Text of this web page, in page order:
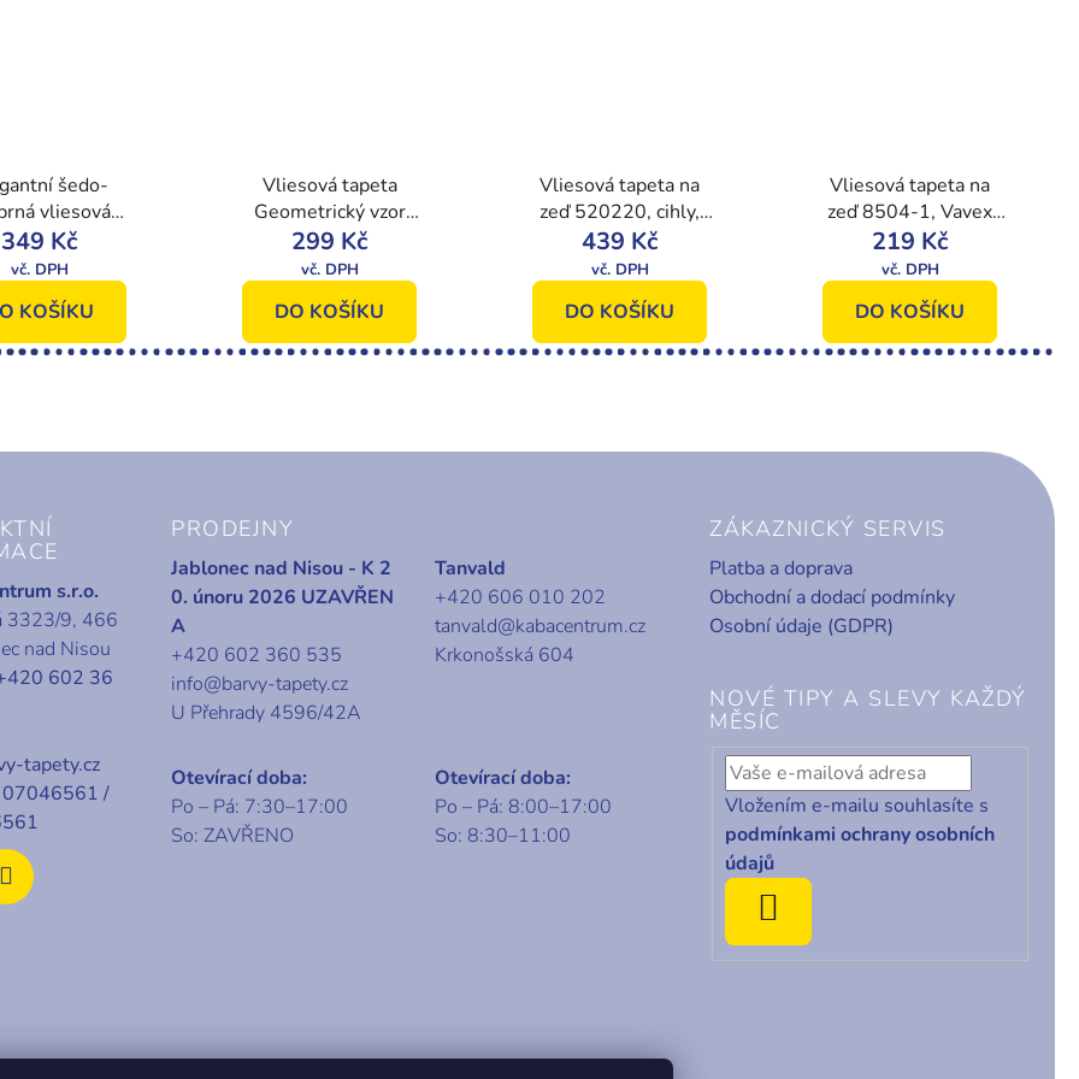
šedo-
vliesová
na zeď
Vavex
Vavex
349 Kč
KOŠÍKU
Vliesová tapeta
Geometrický vzor
A43207, Vavex 2022
299 Kč
DO KOŠÍKU
Vliesová tapeta na
zeď 520220, cihly,
Vavex 2020
439 Kč
DO KOŠÍKU
Vliesová tapeta na
zeď 8504-1, Vavex
2021
219 Kč
DO KOŠÍKU
s.r.o.
3323/9, 466
nad Nisou
602 36
tapety.cz
07046561 /
PRODEJNY
Jablonec nad Nisou - K 2
0. únoru 2026 UZAVŘEN
A
+420 602 360 535
info@barvy-tapety.cz
U Přehrady 4596/42A
Tanvald
+420 606 010 202
tanvald@kabacentrum.cz
Krkonošská 604
Otevírací doba:
Po – Pá: 7:30–17:00
So: ZAVŘENO
Otevírací doba:
Po – Pá: 8:00–17:00
So: 8:30–11:00
ZÁKAZNICKÝ SERVIS
Platba a doprava
Obchodní a dodací podmínky
Osobní údaje (GDPR)
NOVÉ TIPY A SLEVY KAŽDÝ
MĚSÍC
Vložením e-mailu souhlasíte s
podmínkami ochrany osobních
údajů